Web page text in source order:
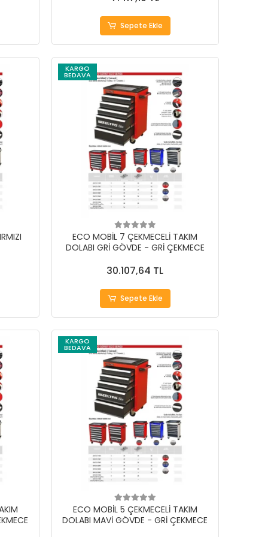
Sepete Ekle
KARGO
BEDAVA
ECO MOBİL 7 ÇEKMECELİ TAKIM
DOLABI GRİ GÖVDE - GRİ ÇEKMECE
30.107,64 TL
Sepete Ekle
KARGO
BEDAVA
ECO MOBİL 5 ÇEKMECELİ TAKIM
DOLABI MAVİ GÖVDE - GRİ ÇEKMECE